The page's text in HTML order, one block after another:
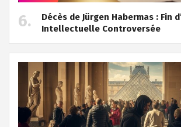
Décès de Jürgen Habermas : Fin
Intellectuelle Controversée